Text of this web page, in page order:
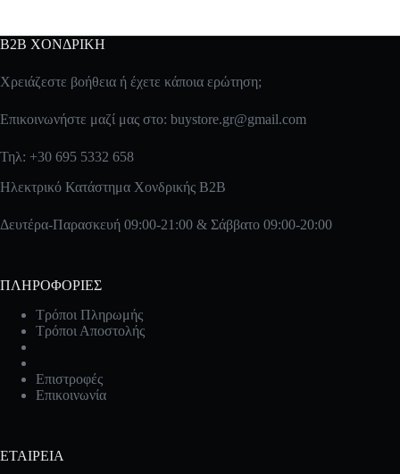
B2B ΧΟΝΔΡΙΚΗ
Χρειάζεστε βοήθεια ή έχετε κάποια ερώτηση;
Επικοινωνήστε μαζί μας στο: buystore.gr@gmail.com
Τηλ: +30 695 5332 658
Ηλεκτρικό Κατάστημα Χονδρικής B2B
Δευτέρα-Παρασκευή 09:00-21:00 & Σάββατο 09:00-20:00
ΠΛΗΡΟΦΟΡΙΕΣ
Τρόποι Πληρωμής
Τρόποι Αποστολής
Επιστροφές
Επικοινωνία
ΕΤΑΙΡΕΙΑ